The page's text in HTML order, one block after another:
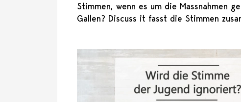
Stimmen, wenn es um die Massnahmen
Gallen? Discuss it fasst die Stimmen